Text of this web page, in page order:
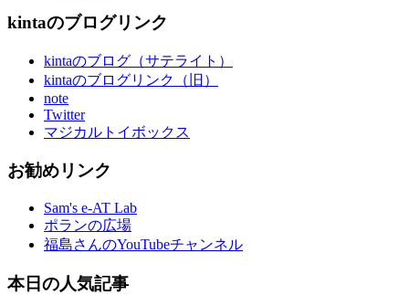
kintaのブログリンク
kintaのブログ（サテライト）
kintaのブログリンク（旧）
note
Twitter
マジカルトイボックス
お勧めリンク
Sam's e-AT Lab
ポランの広場
福島さんのYouTubeチャンネル
本日の人気記事